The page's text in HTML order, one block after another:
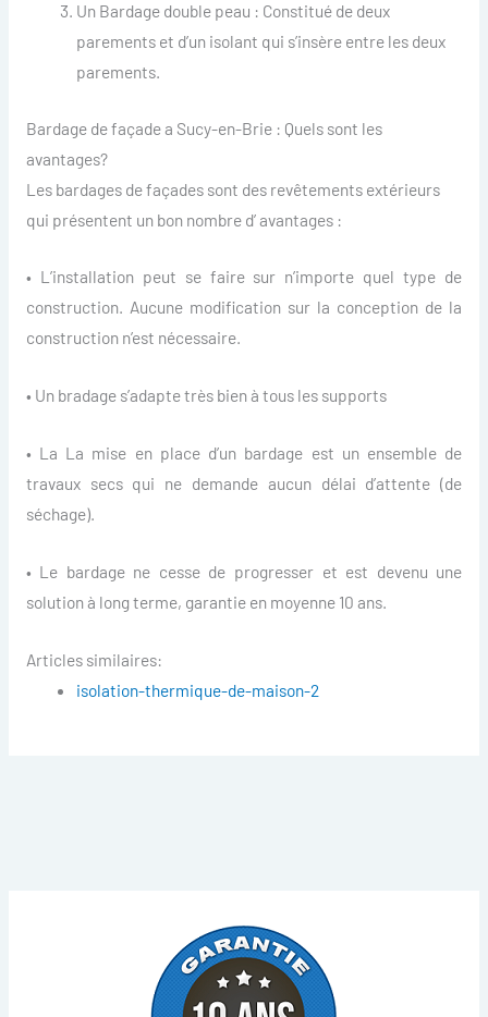
Un Bardage double peau : Constitué de deux
parements et d’un isolant qui s’insère entre les deux
parements.
Bardage de façade a Sucy-en-Brie : Quels sont les
avantages?
Les bardages de façades sont des revêtements extérieurs
qui présentent un bon nombre d’ avantages :
• L’installation peut se faire sur n’importe quel type de
construction. Aucune modification sur la conception de la
construction n’est nécessaire.
• Un bradage s’adapte très bien à tous les supports
• La La mise en place d’un bardage est un ensemble de
travaux secs qui ne demande aucun délai d’attente (de
séchage).
• Le bardage ne cesse de progresser et est devenu une
solution à long terme, garantie en moyenne 10 ans.
Articles similaires:
isolation-thermique-de-maison-2